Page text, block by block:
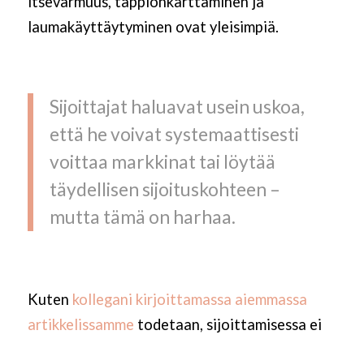
laumakäyttäytyminen ovat yleisimpiä.
Sijoittajat haluavat usein uskoa,
että he voivat systemaattisesti
voittaa markkinat tai löytää
täydellisen sijoituskohteen –
mutta tämä on harhaa.
Kuten kollegani kirjoittamassa aiemmassa
artikkelissamme todetaan, sijoittamisessa ei